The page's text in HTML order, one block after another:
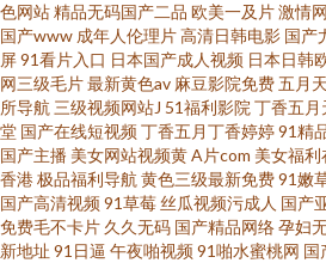
色网站精品无码国产二品 欧美一及片激情
国产www 成年人伦理片高清日韩电影 国产
屏91看片入口 日本国产成人视频 日本日韩
网三级毛片最新黄色av 麻豆影院免费五月
所导航 三级视频网站J 51福利影院 丁香五月
堂 国产在线短视频丁香五月丁香婷婷91精
国产主播 美女网站视频黄A片com 美女福
香港极品福利导航 黄色三级最新免费91嫩
国产高清视频91草莓丝瓜视频污成人 国产
免费毛不卡片 久久无码 国产精品网络孕妇
新地址 91日逼 午夜啪视频91啪水蜜桃网 国